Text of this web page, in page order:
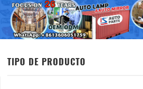
TIPO DE PRODUCTO